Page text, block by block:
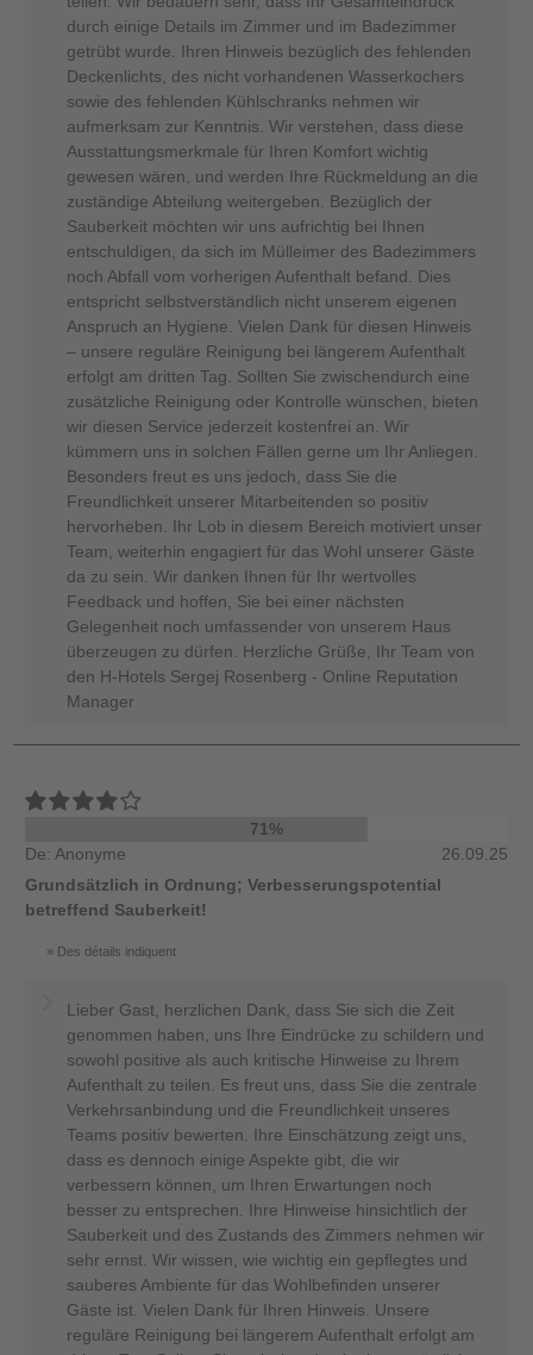
durch einige Details im Zimmer und im Badezimmer
getrübt wurde. Ihren Hinweis bezüglich des fehlenden
Deckenlichts, des nicht vorhandenen Wasserkochers
sowie des fehlenden Kühlschranks nehmen wir
aufmerksam zur Kenntnis. Wir verstehen, dass diese
Ausstattungsmerkmale für Ihren Komfort wichtig
gewesen wären, und werden Ihre Rückmeldung an die
zuständige Abteilung weitergeben. Bezüglich der
Sauberkeit möchten wir uns aufrichtig bei Ihnen
entschuldigen, da sich im Mülleimer des Badezimmers
noch Abfall vom vorherigen Aufenthalt befand. Dies
entspricht selbstverständlich nicht unserem eigenen
Anspruch an Hygiene. Vielen Dank für diesen Hinweis
– unsere reguläre Reinigung bei längerem Aufenthalt
erfolgt am dritten Tag. Sollten Sie zwischendurch eine
zusätzliche Reinigung oder Kontrolle wünschen, bieten
wir diesen Service jederzeit kostenfrei an. Wir
kümmern uns in solchen Fällen gerne um Ihr Anliegen.
Besonders freut es uns jedoch, dass Sie die
Freundlichkeit unserer Mitarbeitenden so positiv
hervorheben. Ihr Lob in diesem Bereich motiviert unser
Team, weiterhin engagiert für das Wohl unserer Gäste
da zu sein. Wir danken Ihnen für Ihr wertvolles
Feedback und hoffen, Sie bei einer nächsten
Gelegenheit noch umfassender von unserem Haus
überzeugen zu dürfen. Herzliche Grüße, Ihr Team von
den H-Hotels Sergej Rosenberg - Online Reputation
Manager
71%
De: Anonyme
26.09.25
Grundsätzlich in Ordnung; Verbesserungspotential
betreffend Sauberkeit!
Des détails indiquent
Lieber Gast, herzlichen Dank, dass Sie sich die Zeit
genommen haben, uns Ihre Eindrücke zu schildern und
sowohl positive als auch kritische Hinweise zu Ihrem
Aufenthalt zu teilen. Es freut uns, dass Sie die zentrale
Verkehrsanbindung und die Freundlichkeit unseres
Teams positiv bewerten. Ihre Einschätzung zeigt uns,
dass es dennoch einige Aspekte gibt, die wir
verbessern können, um Ihren Erwartungen noch
besser zu entsprechen. Ihre Hinweise hinsichtlich der
Sauberkeit und des Zustands des Zimmers nehmen wir
sehr ernst. Wir wissen, wie wichtig ein gepflegtes und
sauberes Ambiente für das Wohlbefinden unserer
Gäste ist. Vielen Dank für Ihren Hinweis. Unsere
reguläre Reinigung bei längerem Aufenthalt erfolgt am